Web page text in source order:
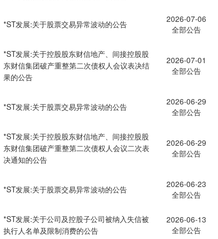
*ST发展:关于股票交易异常波动的公告
2026-07-06
全部公告
*ST发展:关于控股股东财信地产、间接控股股
东财信集团破产重整第二次债权人会议表决结
果的公告
2026-07-01
全部公告
*ST发展:关于股票交易异常波动的公告
2026-06-29
全部公告
*ST发展:关于控股股东财信地产、间接控股股
东财信集团破产重整第二次债权人会议二次表
决通知的公告
2026-06-29
全部公告
*ST发展:关于股票交易异常波动的公告
2026-06-23
全部公告
*ST发展:关于公司及控股子公司被纳入失信被
执行人名单及限制消费的公告
2026-06-13
全部公告